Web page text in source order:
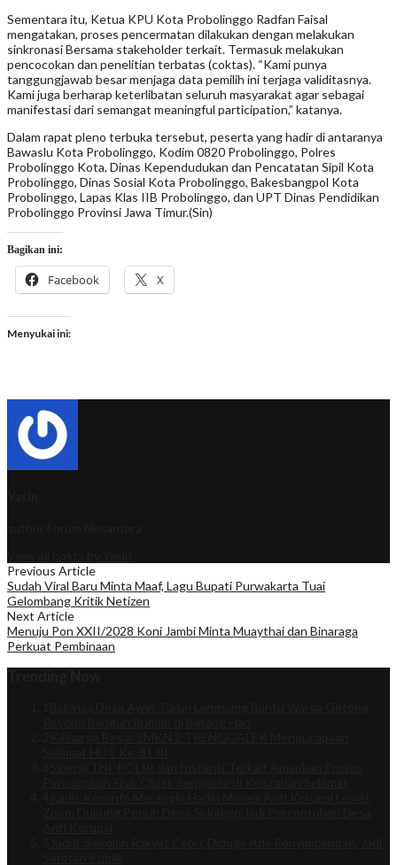
Sementara itu, Ketua KPU Kota Probolinggo Radfan Faisal
mengatakan, proses pencermatan dilakukan dengan melakukan
sinkronasi Bersama stakeholder terkait. Termasuk melakukan
pencocokan dan penelitian terbatas (coktas). “Kami punya
tanggungjawab besar menjaga data pemilih ini terjaga validitasnya.
Kami juga berharap keterlibatan seluruh masyarakat agar sebagai
manifestasi dari semangat meaningful participation,” katanya.
Dalam rapat pleno terbuka tersebut, peserta yang hadir di antaranya
Bawaslu Kota Probolinggo, Kodim 0820 Probolinggo, Polres
Probolinggo Kota, Dinas Kependudukan dan Pencatatan Sipil Kota
Probolinggo, Dinas Sosial Kota Probolinggo, Bakesbangpol Kota
Probolinggo, Lapas Klas IIB Probolinggo, dan UPT Dinas Pendidikan
Probolinggo Provinsi Jawa Timur.(Sin)
Bagikan ini:
Facebook X
Menyukai ini:
Previous Article
Sudah Viral Baru Minta Maaf, Lagu Bupati Purwakarta Tuai
Gelombang Kritik Netizen
Next Article
Menuju Pon XXII/2028 Koni Jambi Minta Muaythai dan Binaraga
Perkuat Pembinaan